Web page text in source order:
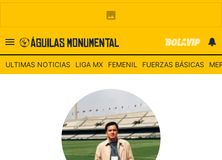
Es tendencia: Noticias América HOY Alineación América
ESTADIO BANORTE
MERCADO DE FICHAJES
ULTIMAS NOTICIAS LIGA MX FEMENIL FUERZAS BÁSICAS